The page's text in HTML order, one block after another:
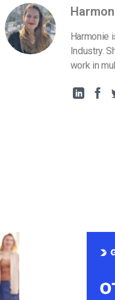
Harmonie
Industry.
work in